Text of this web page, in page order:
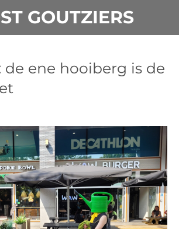
GOUTZIERS
de ene hooiberg is de